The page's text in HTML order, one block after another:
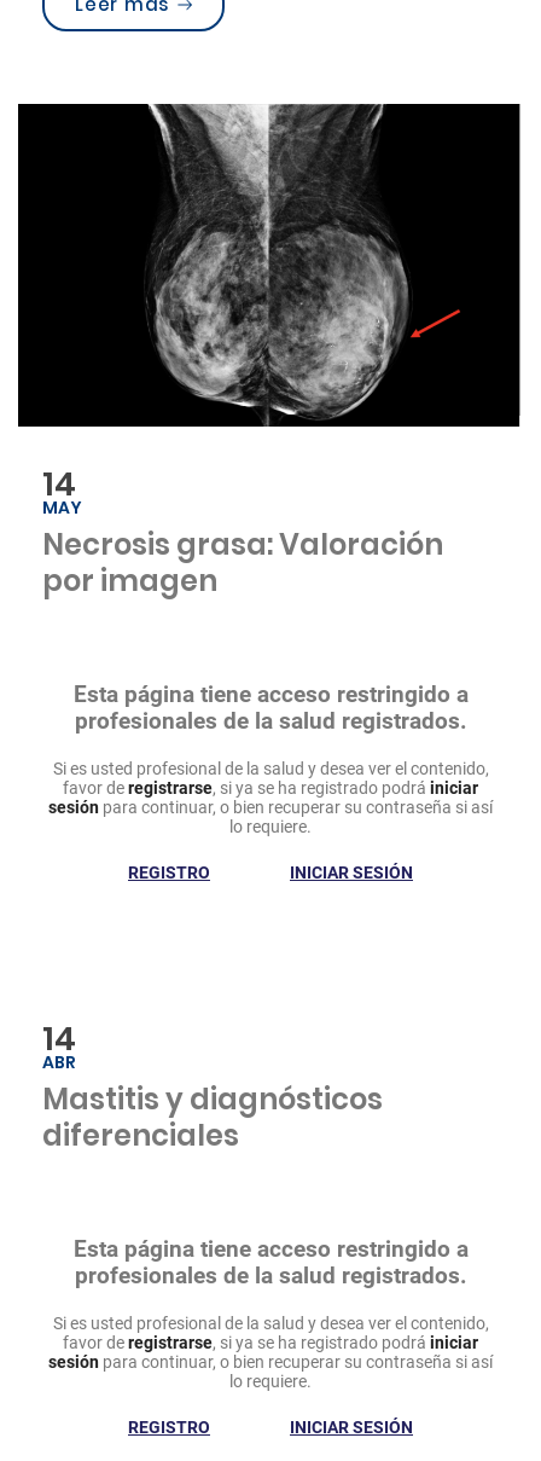
14
MAY
Necrosis grasa: Valoración
por imagen
Esta página tiene acceso restringido a
profesionales de la salud registrados.
Si es usted profesional de la salud y desea ver el contenido,
favor deregistrarse, si ya se ha registrado podrá iniciar
sesión para continuar, o bien recuperar su contraseña si así
lo requiere.
REGISTRO INICIAR SESIÓN
14
ABR
Mastitis y diagnósticos
diferenciales
Esta página tiene acceso restringido a
profesionales de la salud registrados.
Si es usted profesional de la salud y desea ver el contenido,
favor deregistrarse, si ya se ha registrado podrá iniciar
sesión para continuar, o bien recuperar su contraseña si así
lo requiere.
REGISTRO INICIAR SESIÓN